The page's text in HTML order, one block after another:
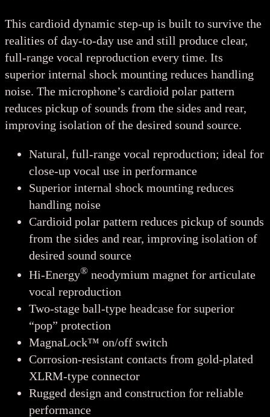
This cardioid dynamic step-up is built to survive the
realities of day-to-day use and still produce clear,
full-range vocal reproduction every time. Its
superior internal shock mounting reduces handling
noise. The microphone’s cardioid polar pattern
reduces pickup of sounds from the sides and rear,
improving isolation of the desired sound source.
Natural, full-range vocal reproduction; ideal for
close-up vocal use in performance
Superior internal shock mounting reduces
handling noise
Cardioid polar pattern reduces pickup of sounds
from the sides and rear, improving isolation of
desired sound source
Hi-Energy® neodymium magnet for articulate
vocal reproduction
Two-stage ball-type headcase for superior
“pop” protection
MagnaLock™ on/off switch
Corrosion-resistant contacts from gold-plated
XLRM-type connector
Rugged design and construction for reliable
performance